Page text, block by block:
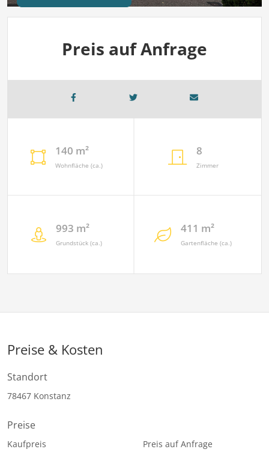
Preis auf Anfrage
140 m²
Wohnfläche (ca.)
8
Zimmer
993 m²
Grundstück (ca.)
411 m²
Gartenfläche (ca.)
Preise & Kosten
Standort
78467 Konstanz
Preise
Kaufpreis Preis auf Anfrage